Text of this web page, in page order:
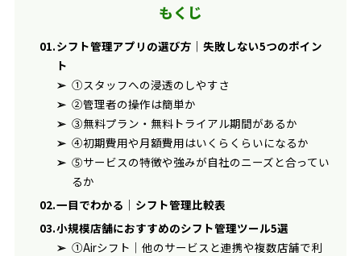
もくじ
シフト管理アプリの選び方｜失敗しない5つのポイン
ト
①スタッフへの浸透のしやすさ
②管理者の操作は簡単か
③無料プラン・無料トライアル期間があるか
④初期費用や月額費用はいくらくらいになるか
⑤サービスの特徴や強みが自社のニーズと合ってい
るか
一目でわかる｜シフト管理比較表
小規模店舗におすすめのシフト管理ツール5選
①Airシフト｜他のサービスと連携や複数店舗で利